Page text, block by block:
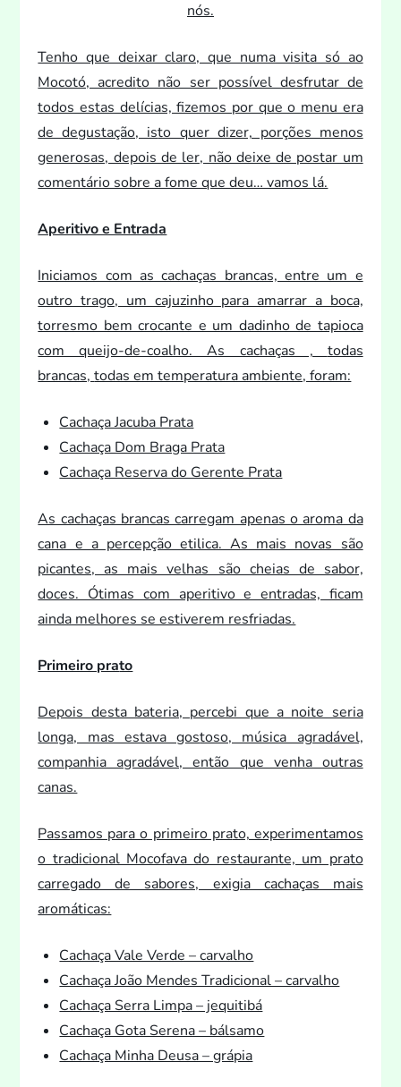
nós.
Tenho que deixar claro, que numa visita só ao
Mocotó, acredito não ser possível desfrutar de
todos estas delícias, fizemos por que o menu era
de degustação, isto quer dizer, porções menos
generosas, depois de ler, não deixe de postar um
comentário sobre a fome que deu… vamos lá.
Aperitivo e Entrada
Iniciamos com as cachaças brancas, entre um e
outro trago, um cajuzinho para amarrar a boca,
torresmo bem crocante e um dadinho de tapioca
com queijo-de-coalho. As cachaças , todas
brancas,todas em temperatura ambiente, foram:
Cachaça Jacuba Prata
Cachaça Dom Braga Prata
Cachaça Reserva do Gerente Prata
As cachaças brancas carregam apenas o aroma da
cana e a percepção etilica. As mais novas são
picantes, as mais velhas são cheias de sabor,
doces. Ótimas com aperitivo e entradas, ficam
ainda melhores se estiverem resfriadas.
Primeiro prato
Depois desta bateria, percebi que a noite seria
longa, mas estava gostoso, música agradável,
companhia agradável, então que venha outras
canas.
Passamos para o primeiro prato, experimentamos
o tradicional Mocofava do restaurante, um prato
carregado de sabores, exigia cachaças mais
aromáticas:
Cachaça Vale Verde – carvalho
Cachaça João Mendes Tradicional – carvalho
Cachaça Serra Limpa – jequitibá
Cachaça Gota Serena – bálsamo
Cachaça Minha Deusa – grápia